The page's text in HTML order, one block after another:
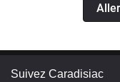
Suivez Caradisiac